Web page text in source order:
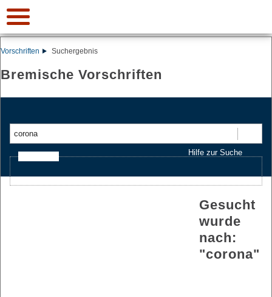
Vorschriften Suchergebnis
Bremische Vorschriften
Hilfe zur Suche
Gesucht
wurde
nach:
"corona"